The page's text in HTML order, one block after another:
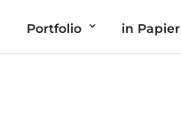
Portfolio in Papier